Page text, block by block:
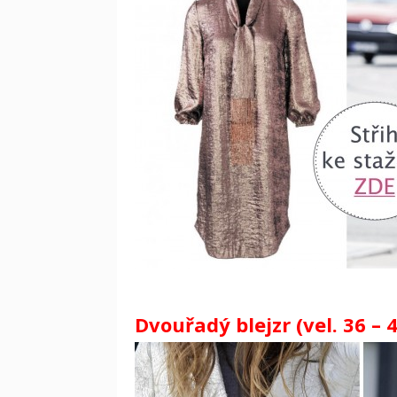
Dvouřadý blejzr (vel. 36 –